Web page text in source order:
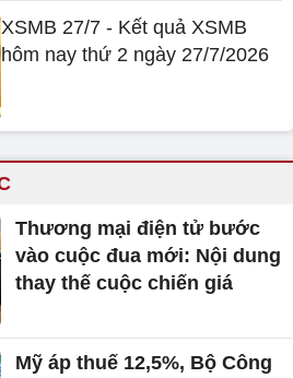
XSMB 27/7 - Kết quả XSMB
hôm nay thứ 2 ngày 27/7/2026
Thương mại điện tử bước
vào cuộc đua mới: Nội dung
thay thế cuộc chiến giá
Mỹ áp thuế 12,5%, Bộ Công